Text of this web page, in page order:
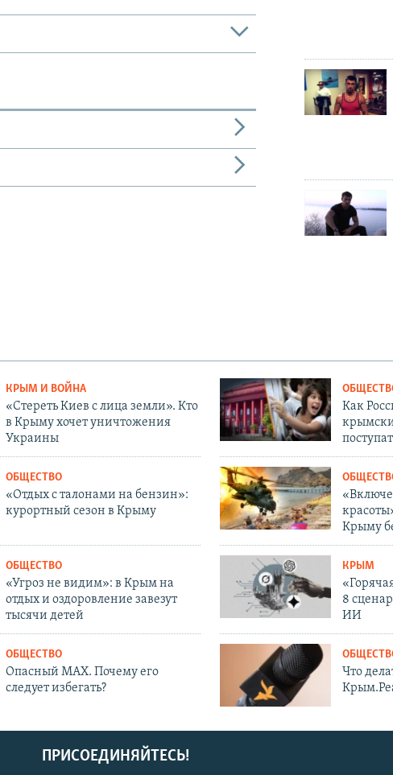
КРЫМ И ВОЙНА
«Стереть Киев с лица земли». Кто
в Крыму хочет уничтожения
Украины
Как
ОБЩЕСТВО
«Отдых с талонами на бензин»:
курортный сезон в Крыму
Крыму
ОБЩЕСТВО
«Угроз не видим»: в Крым на
отдых и оздоровление завезут
тысячи детей
КРЫМ
8
ИИ
ОБЩЕСТВО
Опасный MAX. Почему его
следует избегать?
Что
ПРИСОЕДИНЯЙТЕСЬ!